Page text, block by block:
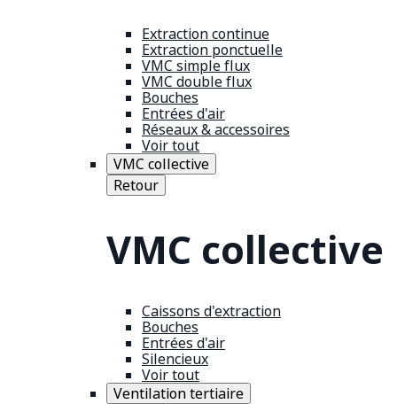
Extraction continue
Extraction ponctuelle
VMC simple flux
VMC double flux
Bouches
Entrées d'air
Réseaux & accessoires
Voir tout
VMC collective
Retour
VMC collective
Caissons d'extraction
Bouches
Entrées d'air
Silencieux
Voir tout
Ventilation tertiaire